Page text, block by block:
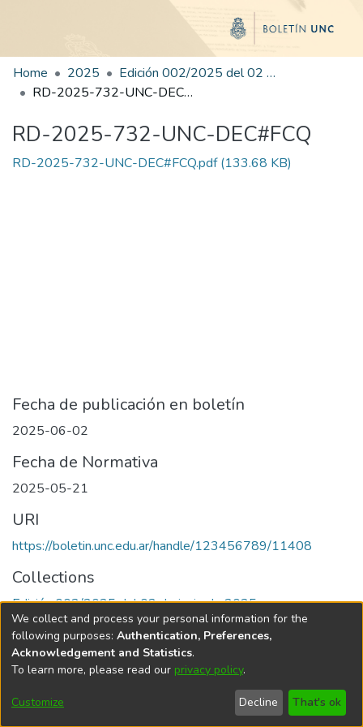
Home 2025
Edición 002/2025 del 02 de junio de 2025
RD-2025-732-UNC-DEC#FCQ
RD-2025-732-UNC-DEC#FCQ
RD-2025-732-UNC-DEC#FCQ.pdf(133.68 KB)
Fecha de publicación en boletín
2025-06-02
Fecha de Normativa
2025-05-21
URI
https://boletin.unc.edu.ar/handle/123456789/11408
Collections
Edición 002/2025 del 02 de junio de 2025
Universidad Nacional de Córdoba
We collect and process your personal information for the
following purposes: Authentication, Preferences,
Acknowledgement and Statistics.
To learn more, please read our privacy policy.
Customize Decline That's ok